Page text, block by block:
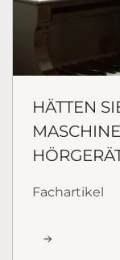
HÄTTEN
Fachartikel